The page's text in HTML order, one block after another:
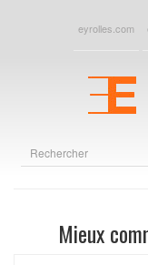
eyrolles.com
Mieux